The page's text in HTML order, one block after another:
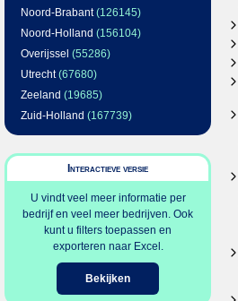
Noord-Brabant(126145)
Noord-Holland (156104)
Overijssel (55286)
Utrecht(67680)
Zeeland (19685)
Zuid-Holland (167739)
Interactieve versie
U vindt veel meer informatie per
bedrijf en veel meer bedrijven. Ook
kunt u filters toepassen en
exporteren naar Excel.
Bekijken